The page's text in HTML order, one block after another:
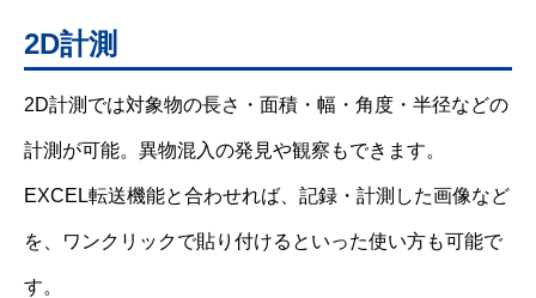
2D計測
2D計測では対象物の長さ・面積・幅・角度・半径などの
計測が可能。異物混入の発見や観察もできます。
EXCEL転送機能と合わせれば、記録・計測した画像など
を、ワンクリックで貼り付けるといった使い方も可能で
す。